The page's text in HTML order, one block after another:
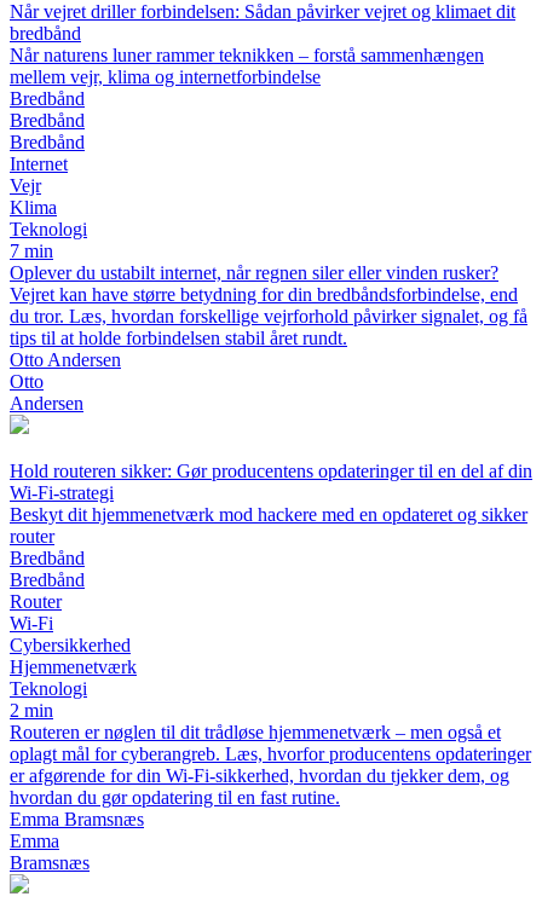
Når vejret driller forbindelsen: Sådan påvirker vejret og klimaet dit
bredbånd
Når naturens luner rammer teknikken – forstå sammenhængen
mellem vejr, klima og internetforbindelse
Bredbånd
Bredbånd
Bredbånd
Internet
Vejr
Klima
Teknologi
7 min
Oplever du ustabilt internet, når regnen siler eller vinden rusker?
Vejret kan have større betydning for din bredbåndsforbindelse, end
du tror. Læs, hvordan forskellige vejrforhold påvirker signalet, og få
tips til at holde forbindelsen stabil året rundt.
Otto Andersen
Otto
Andersen
Hold routeren sikker: Gør producentens opdateringer til en del af din
Wi‑Fi‑strategi
Beskyt dit hjemmenetværk mod hackere med en opdateret og sikker
router
Bredbånd
Bredbånd
Router
Wi‑Fi
Cybersikkerhed
Hjemmenetværk
Teknologi
2 min
Routeren er nøglen til dit trådløse hjemmenetværk – men også et
oplagt mål for cyberangreb. Læs, hvorfor producentens opdateringer
er afgørende for din Wi‑Fi‑sikkerhed, hvordan du tjekker dem, og
hvordan du gør opdatering til en fast rutine.
Emma Bramsnæs
Emma
Bramsnæs